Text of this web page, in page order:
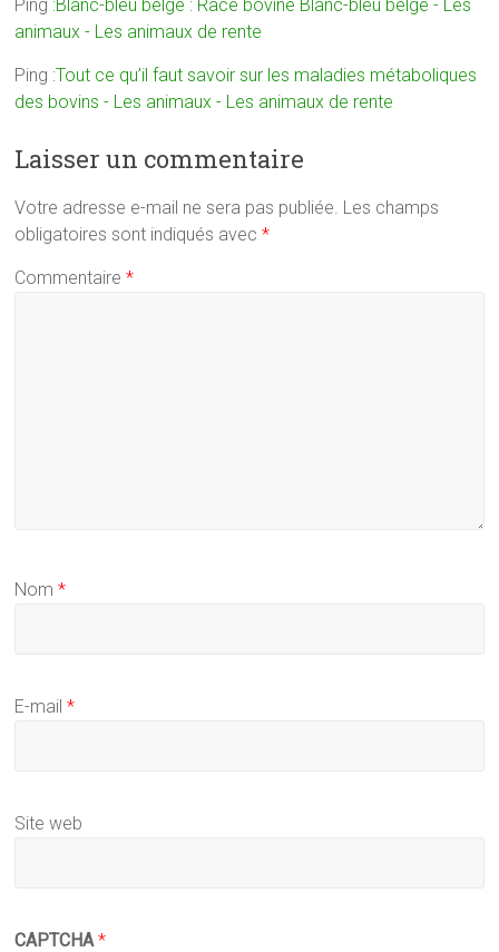
Ping :Blanc-bleu belge : Race bovine Blanc-bleu belge - Les
animaux - Les animaux de rente
Ping :Tout ce qu’il faut savoir sur les maladies métaboliques
des bovins - Les animaux - Les animaux de rente
Laisser un commentaire
Votre adresse e-mail ne sera pas publiée. Les champs
obligatoires sont indiqués avec*
Commentaire*
Nom*
E-mail*
Site web
CAPTCHA*